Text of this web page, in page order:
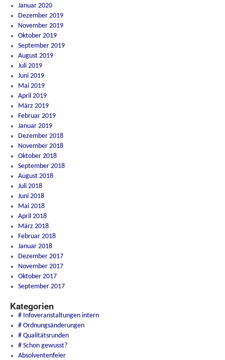
Januar 2020
Dezember 2019
November 2019
Oktober 2019
September 2019
August 2019
Juli 2019
Juni 2019
Mai 2019
April 2019
März 2019
Februar 2019
Januar 2019
Dezember 2018
November 2018
Oktober 2018
September 2018
August 2018
Juli 2018
Juni 2018
Mai 2018
April 2018
März 2018
Februar 2018
Januar 2018
Dezember 2017
November 2017
Oktober 2017
September 2017
Kategorien
# Infoveranstaltungen intern
# Ordnungsänderungen
# Qualitätsrunden
# Schon gewusst?
Absolventenfeier